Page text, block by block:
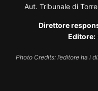
Aut. Tribunale di
Direttore
Editore:
Photo Credits: l’editore ha i